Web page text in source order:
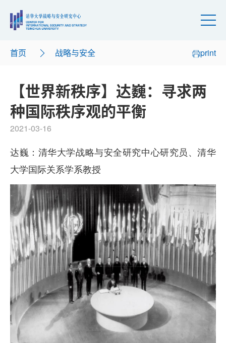
首页 战略与安全 print
【世界新秩序】达巍：寻求两
种国际秩序观的平衡
2021-03-16
达巍：清华大学战略与安全研究中心研究员、清华
大学国际关系学系教授